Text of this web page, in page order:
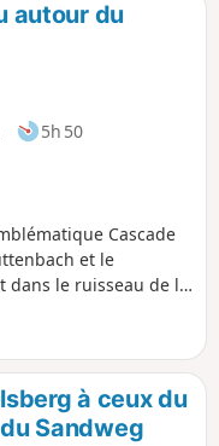
p
autour du
5h 50
Cascade
et le
dans le ruisseau de la
à proximité
des châteaux du
à ceux du
Sandweg